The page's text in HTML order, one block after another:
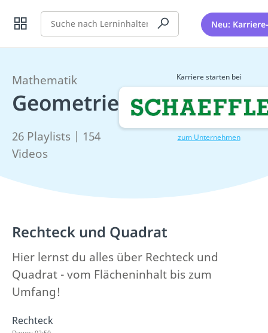
Suche Neu:
Mathematik
Geometrie
26 Playlists | 154
Videos
Karriere starten bei
zum Unternehmen
Rechteck und Quadrat
Hier lernst du alles über Rechteck und
Quadrat - vom Flächeninhalt bis zum
Umfang!
Rechteck